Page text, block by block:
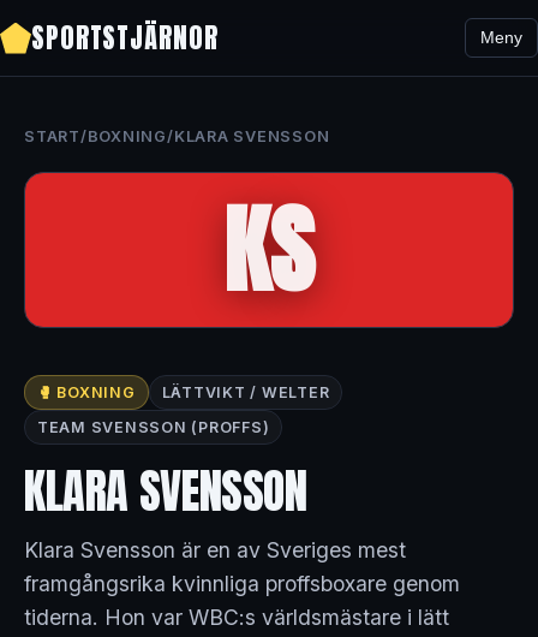
SPORTSTJÄRNOR Meny
START/BOXNING/KLARA SVENSSON
KS
🥊 BOXNING
LÄTTVIKT / WELTER
TEAM SVENSSON (PROFFS)
KLARA SVENSSON
Klara Svensson är en av Sveriges mest
framgångsrika kvinnliga proffsboxare genom
tiderna. Hon var WBC:s världsmästare i lätt